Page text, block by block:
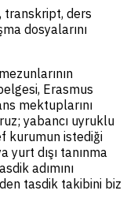
transkript, ders
dosyalarını
Erasmus
mektuplarını
yabancı uyruklu
kurumun istediği
yurt dışı tanınma
adımını
tasdik takibini biz